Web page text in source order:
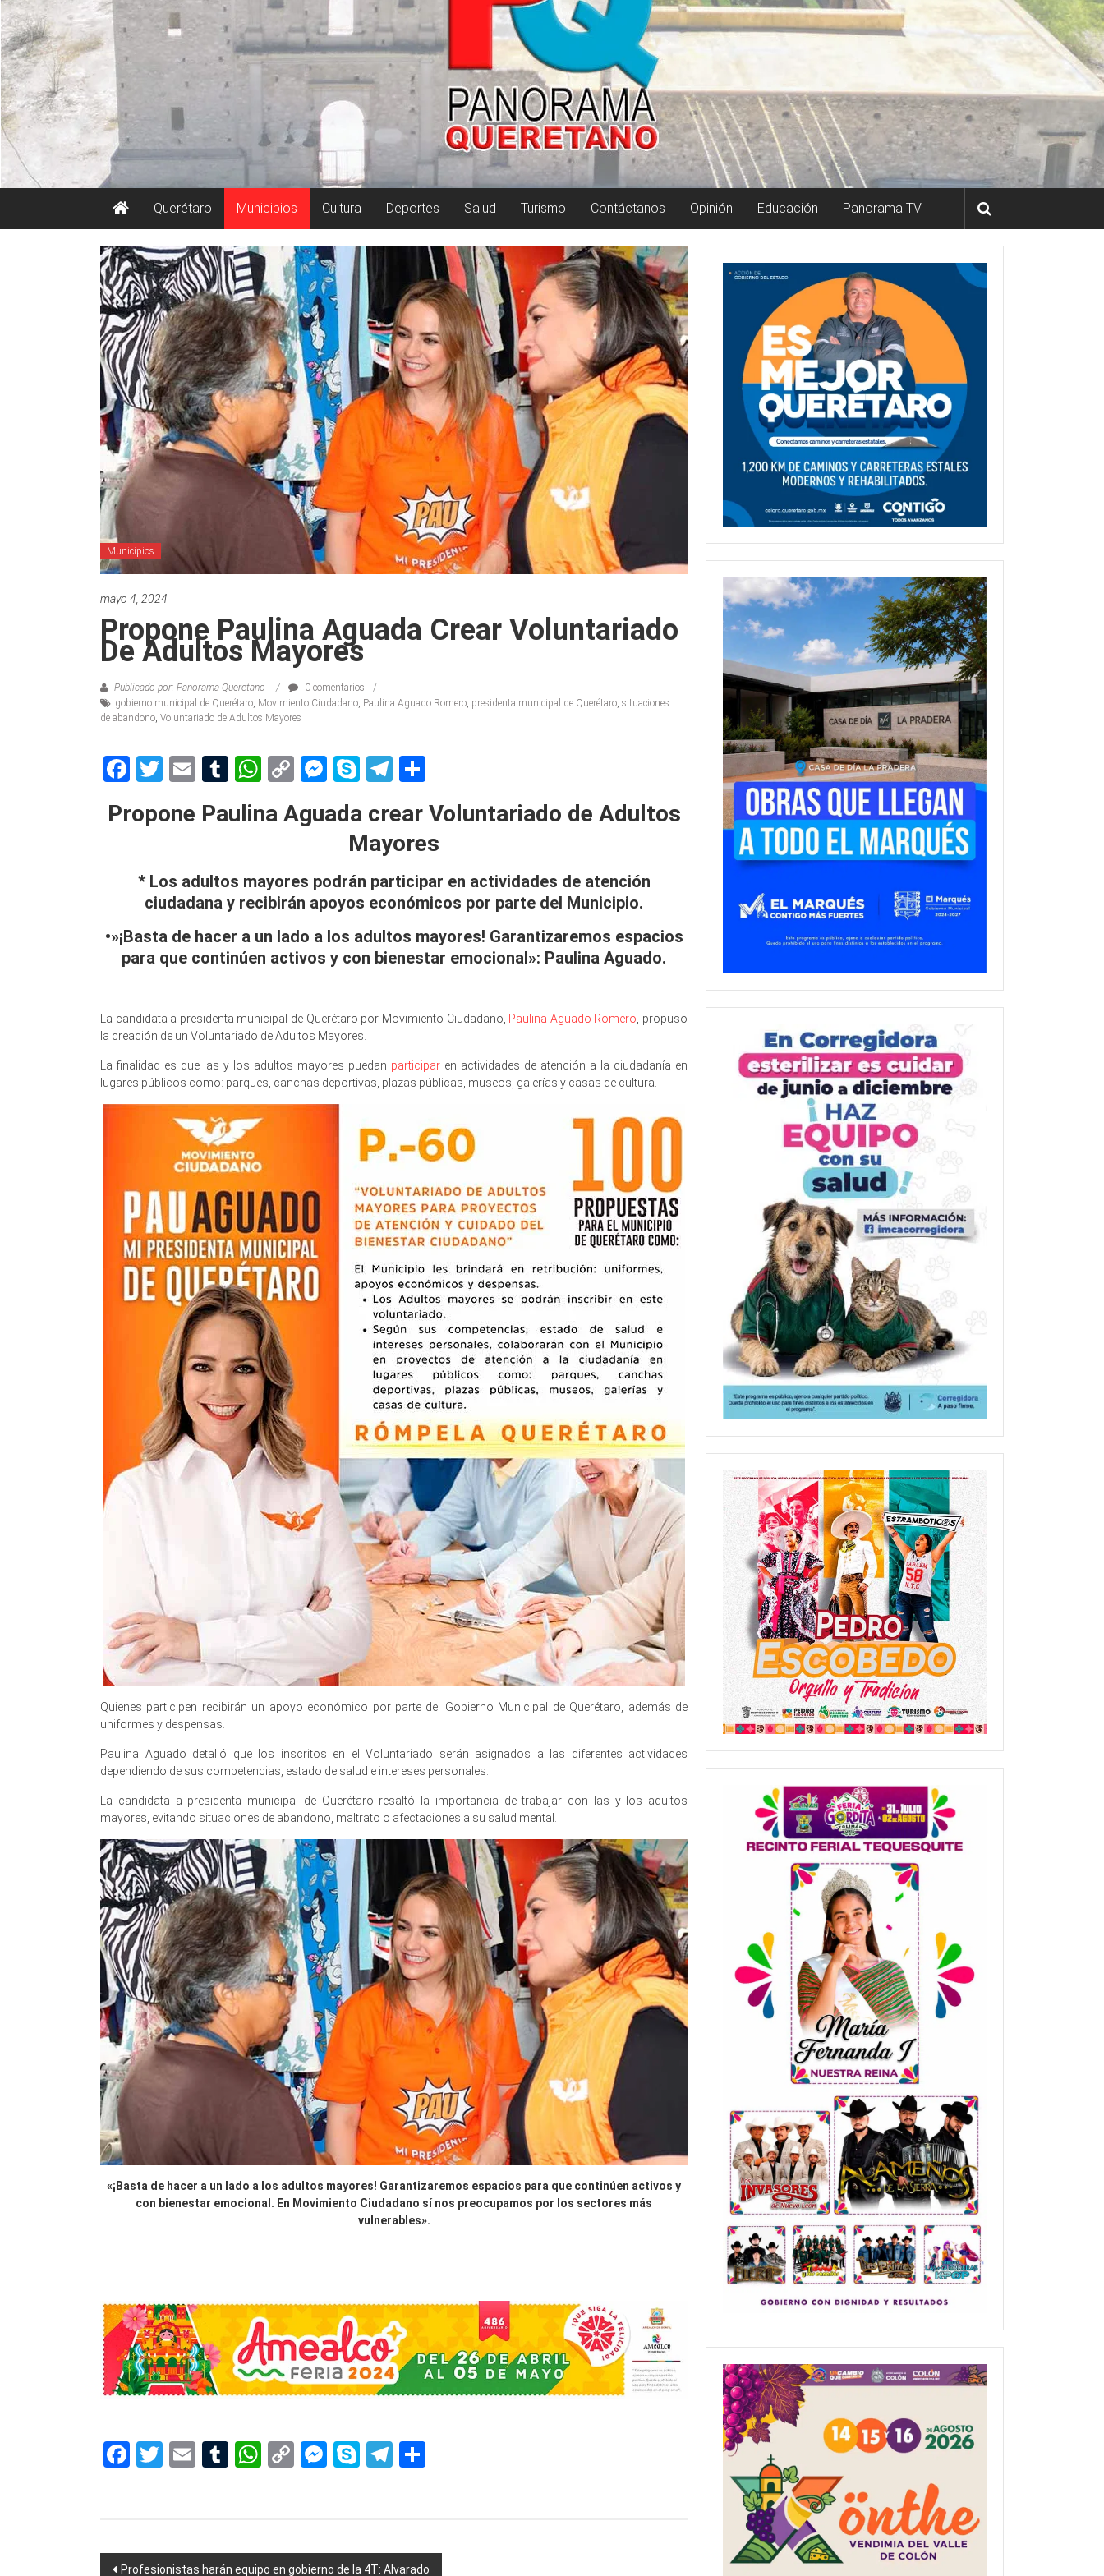
Querétaro Municipios Cultura Deportes Salud Turismo Contáctanos Opinión Educación Panorama TV
Municipios
mayo 4, 2024
Propone Paulina Aguada Crear Voluntariado
De Adultos Mayores
Publicado por: Panorama Queretano
0 comentarios
gobierno municipal de Querétaro, Movimiento Ciudadano, Paulina Aguado Romero, presidenta municipal de Querétaro, situaciones
de abandono, Voluntariado de Adultos Mayores
Facebook
Twitter
EmailTumblr
WhatsApp
CopyMessenger
SkypeTelegram
Propone Paulina Aguada crear Voluntariado de Adultos
Mayores
* Los adultos mayores podrán participar en actividades de atención
ciudadana y recibirán apoyos económicos por parte del Municipio.
•»¡Basta de hacer a un lado a los adultos mayores! Garantizaremos espacios
para que continúen activos y con bienestar emocional»: Paulina Aguado.
La candidata a presidenta municipal de Querétaro por Movimiento Ciudadano, Paulina Aguado Romero , propuso
la creación de un Voluntariado de Adultos Mayores.
La finalidad es que las y los adultos mayores puedan participar en actividades de atención a la ciudadanía en
lugares públicos como: parques, canchas deportivas, plazas públicas, museos, galerías y casas de cultura.
Quienes participen recibirán un apoyo económico por parte del Gobierno Municipal de Querétaro, además de
uniformes y despensas.
Paulina Aguado detalló que los inscritos en el Voluntariado serán asignados a las diferentes actividades
dependiendo de sus competencias, estado de salud e intereses personales.
La candidata a presidenta municipal de Querétaro resaltó la importancia de trabajar con las y los adultos
mayores, evitando situaciones de abandono, maltrato o afectaciones a su salud mental.
«¡Basta de hacer a un lado a los adultos mayores! Garantizaremos espacios para que continúen activos y
con bienestar emocional. En Movimiento Ciudadano sí nos preocupamos por los sectores más
vulnerables».
Facebook
Twitter
EmailTumblr
WhatsApp
CopyMessenger
SkypeTelegram
Navegación
Profesionistas harán equipo en gobierno de la 4T: Alvarado